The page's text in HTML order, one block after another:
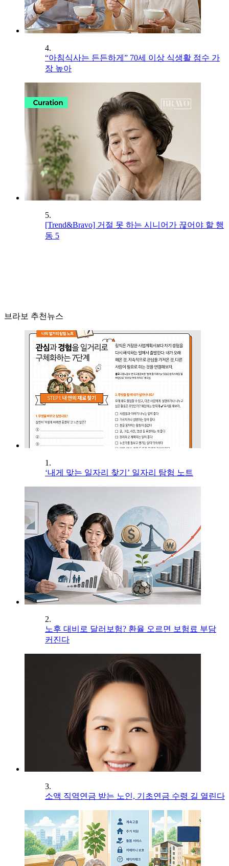
4.
“아침식사는 든든하게” 70세 이상 식생활 점수 가
장 높아
5.
[Trend&Bravo] 거절 못 하는 시니어가 끊어야 할 행
동 5
브라보 추천뉴스
1.
‘내게 맞는 일자리 찾기’ 일자리 탐험 노트
2.
노후 대비로 달러보험? 환율 오르면 보험료 부담
커진다
3.
소액 직역연금 받는 노인, 기초연금 수령 길 열린다